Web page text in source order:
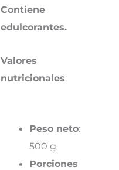
Contiene
edulcorantes.
Valores
nutricionales:
Peso neto:
500 g
Porciones